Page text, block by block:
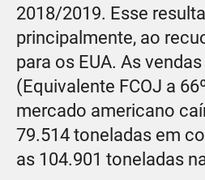
2018/2019. Esse
principalmente, ao
para os EUA. As
(Equivalente FCOJ a
mercado americano
79.514 toneladas em
as 104.901 toneladas